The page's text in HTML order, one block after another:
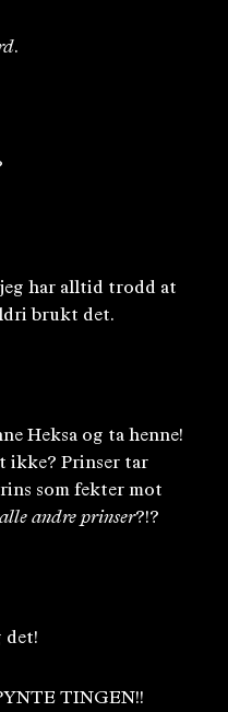
.
har alltid trodd at
brukt det.
Heksa og ta henne!
ikke? Prinser tar
som fekter mot
alle andre prinser?!?
det!
TINGEN!!